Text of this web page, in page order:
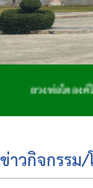
งพ่อโตองค์ใหญ่ วี
ข่าวกิจกรรม